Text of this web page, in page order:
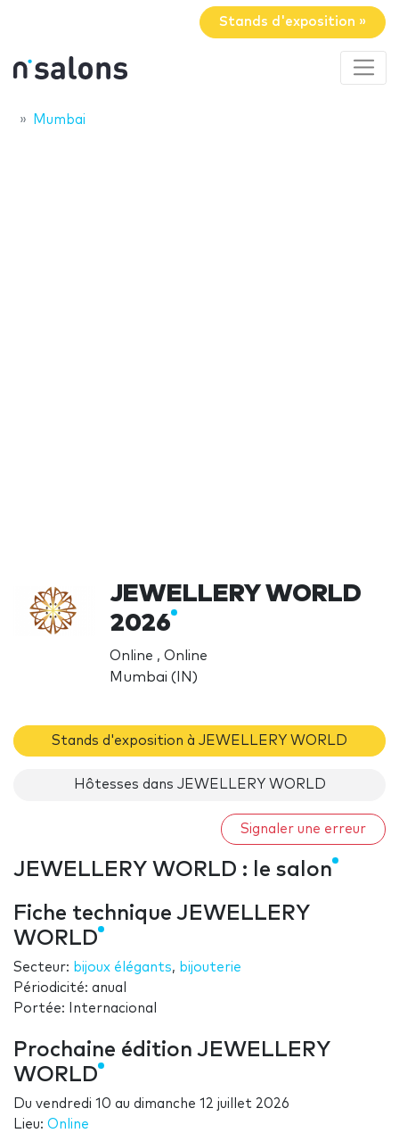
Stands d'exposition »
Mumbai
JEWELLERY WORLD
2026
Online , Online
Mumbai (IN)
Stands d'exposition à JEWELLERY WORLD
Hôtesses dans JEWELLERY WORLD
Signaler une erreur
JEWELLERY WORLD : le salon
Fiche technique JEWELLERY
WORLD
Secteur: bijoux élégants, bijouterie
Périodicité: anual
Portée: Internacional
Prochaine édition JEWELLERY
WORLD
Du vendredi 10 au dimanche 12 juillet 2026
Lieu: Online